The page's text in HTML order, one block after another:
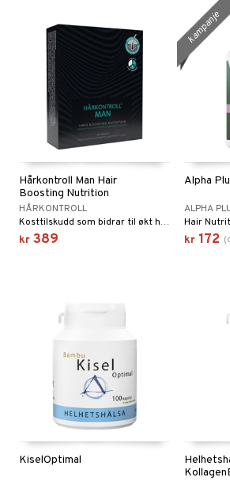
Hårkontroll Man Hair
Boosting Nutrition
HÅRKONTROLL
Kosttilskudd som bidrar til økt hårstyrke hos menn.
kr 389
Alpha
ALPHA
kr 172 (
kampanje
KiselOptimal